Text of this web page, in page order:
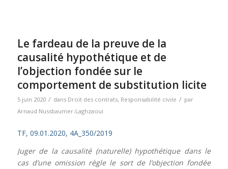
Le fardeau de la preuve de la
causalité hypothétique et de
l’objection fondée sur le
comportement de substitution licite
5 juin 2020 / dans Droit des contrats, Responsabilité civile / par
Arnaud Nussbaumer-Laghzaoui
TF, 09.01.2020, 4A_350/2019
Juger de la causalité (naturelle) hypothétique dans le
cas d’une omission règle le sort de l’objection fondée